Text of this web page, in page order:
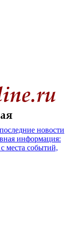
новости
информация:
места событий,